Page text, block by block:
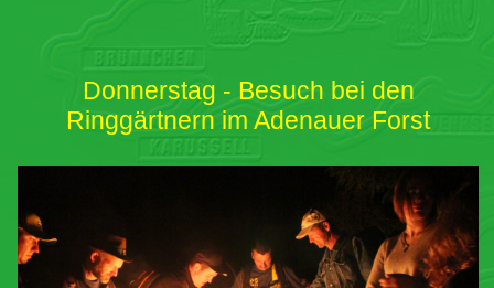
Donnerstag - Besuch bei den
Ringgärtnern im Adenauer Forst